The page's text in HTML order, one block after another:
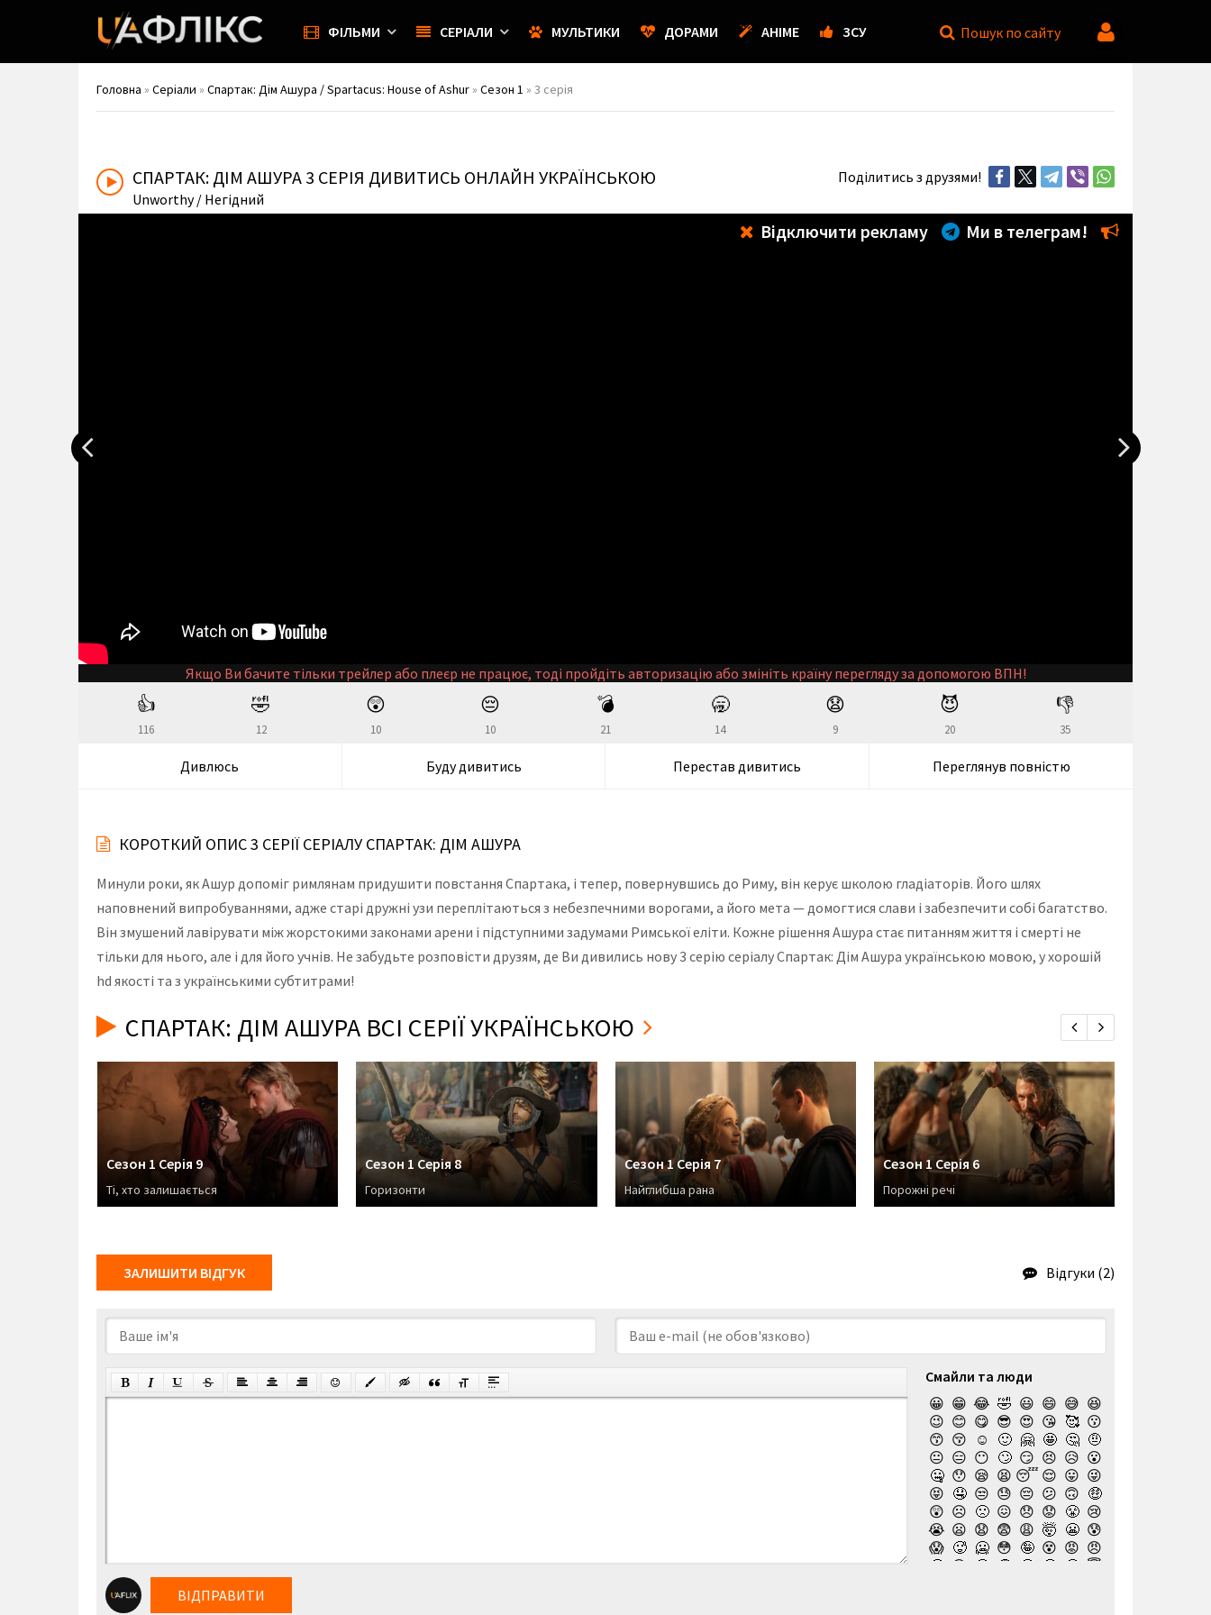
ФІЛЬМИ СЕРІАЛИ МУЛЬТИКИ ДОРАМИ АНІМЕ ЗСУ Пошук по сайту
Головна » Серіали » Спартак: Дім Ашура / Spartacus: House of Ashur » Сезон 1 » 3 серія
Поділитись з друзями!
СПАРТАК: ДІМ АШУРА 3 СЕРІЯ ДИВИТИСЬ ОНЛАЙН УКРАЇНСЬКОЮ
Unworthy/ Негідний
Відключити рекламу Ми в телеграм!
Якщо Ви бачите тільки трейлер або плеєр не працює, тоді пройдіть авторизацію або змініть країну перегляду за допомогою ВПН!
👍
116
🤣
12
😲
10
😔
10
💣
21
🥱
14
😧
9
😈
20
👎
35
Дивлюсь Буду дивитись Перестав дивитись Переглянув повністю
КОРОТКИЙ ОПИС 3 СЕРІЇ СЕРІАЛУ СПАРТАК: ДІМ АШУРА
Минули роки, як Ашур допоміг римлянам придушити повстання Спартака, і тепер, повернувшись до Риму, він керує школою гладіаторів. Його шлях
наповнений випробуваннями, адже старі дружні узи переплітаються з небезпечними ворогами, а його мета — домогтися слави і забезпечити собі багатство.
Він змушений лавірувати між жорстокими законами арени і підступними задумами Римської еліти. Кожне рішення Ашура стає питанням життя і смерті не
тільки для нього, але і для його учнів. Не забудьте розповісти друзям, де Ви дивились нову 3 серію серіалу Спартак: Дім Ашура українською мовою, у хорошій
hd якості та з українськими субтитрами!
СПАРТАК: ДІМ АШУРА ВСІ СЕРІЇ УКРАЇНСЬКОЮ
Сезон 1 Серія 9
Ті, хто залишається
Сезон 1 Серія 8
Горизонти
Сезон 1 Серія 7
Найглибша рана
Сезон 1 Серія 6
Порожні речі
ЗАЛИШИТИ ВІДГУК Відгуки (2)
Смайли та люди
😀 😁 😂 🤣 😃 😄 😅 😆
😉 😊 😋 😎 😍 😘 🥰 😗
😙 😚 ☺️ 🙂 🤗 🤩 🤔 🤨
😐 😑 😶 🙄 😏 😣 😥 😮
🤐 😯 😪 😫 😴 😌 😛 😜
😝 🤤 😒 😓 😔 😕 🙃 🤑
😲 ☹️ 🙁 😖 😞 😟 😤 😢
😭 😦 😧 😨 😩 🤯 😬 😰
😱 🥵 🥶 😳 🤪 😵 😡 😠
🤬
😷 🤒 🤕 🤢 🤮 🤧 😇
ВІДПРАВИТИ